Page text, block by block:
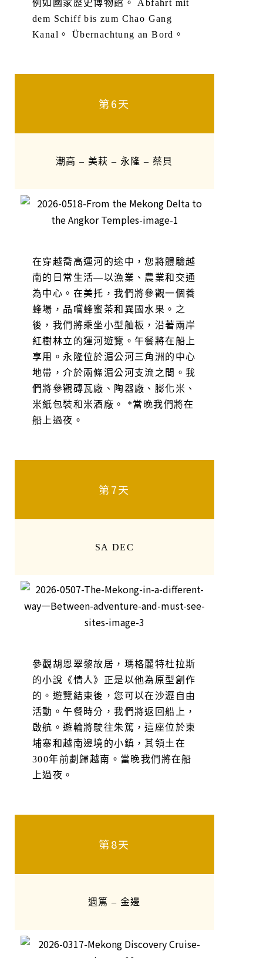
dem Schiff bis zum Chao Gang
Kanal。 Übernachtung an Bord。
第6天
潮高 – 美萩 – 永隆 – 蔡貝
在穿越喬高運河的途中，您將體驗越
南的日常生活—以漁業、農業和交通
為中心。在美托，我們將參觀一個養
蜂場，品嚐蜂蜜茶和異國水果。之
後，我們將乘坐小型舢板，沿著兩岸
紅樹林立的運河遊覽。午餐將在船上
享用。永隆位於湄公河三角洲的中心
地帶，介於兩條湄公河支流之間。我
們將參觀磚瓦廠、陶器廠、膨化米、
米紙包裝和米酒廠。 *當晚我們將在
船上過夜。
第7天
SA DEC
參觀胡恩翠黎故居，瑪格麗特杜拉斯
的小說《情人》正是以他為原型創作
的。遊覽結束後，您可以在沙瀝自由
活動。午餐時分，我們將返回船上，
啟航。遊輪將駛往朱篤，這座位於柬
埔寨和越南邊境的小鎮，其領土在
300年前劃歸越南。當晚我們將在船
上過夜。
第8天
週篤 – 金邊